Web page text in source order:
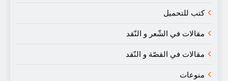
كتب للتحميل
مقالات في الشّعر و النّقد
مقالات في القصّة و النّقد
منوعات